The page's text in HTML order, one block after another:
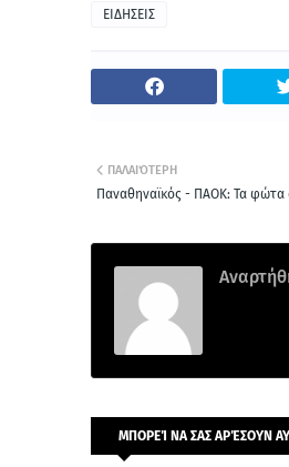
ΕΙΔΗΣΕΙΣ
ΠΑΛΑΙΌΤΕΡΗ
Παναθηναϊκός - ΠΑΟΚ: Τα φώτα
ΜΠΟΡΕΊ ΝΑ ΣΑΣ ΑΡΈΣΟΥΝ